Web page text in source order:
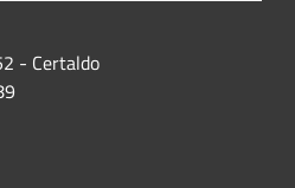
- Certaldo